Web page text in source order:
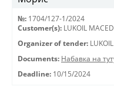
№: 1704/127-1/2024
Customer(s): LUKOIL
Organizer of tender:
Documents: Набавка на
Deadline: 10/15/2024